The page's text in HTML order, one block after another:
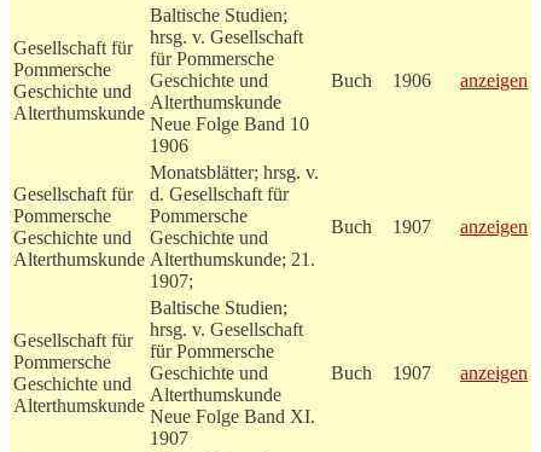
Gesellschaft für
Pommersche
Geschichte und
Alterthumskunde
Baltische Studien;
hrsg. v. Gesellschaft
für Pommersche
Geschichte und
Alterthumskunde
Neue Folge Band 10
1906
Buch 1906 anzeigen
Gesellschaft für
Pommersche
Geschichte und
Alterthumskunde
Monatsblätter; hrsg. v.
d. Gesellschaft für
Pommersche
Geschichte und
Alterthumskunde; 21.
1907;
Buch 1907 anzeigen
Gesellschaft für
Pommersche
Geschichte und
Alterthumskunde
Baltische Studien;
hrsg. v. Gesellschaft
für Pommersche
Geschichte und
Alterthumskunde
Neue Folge Band XI.
1907
Buch 1907 anzeigen